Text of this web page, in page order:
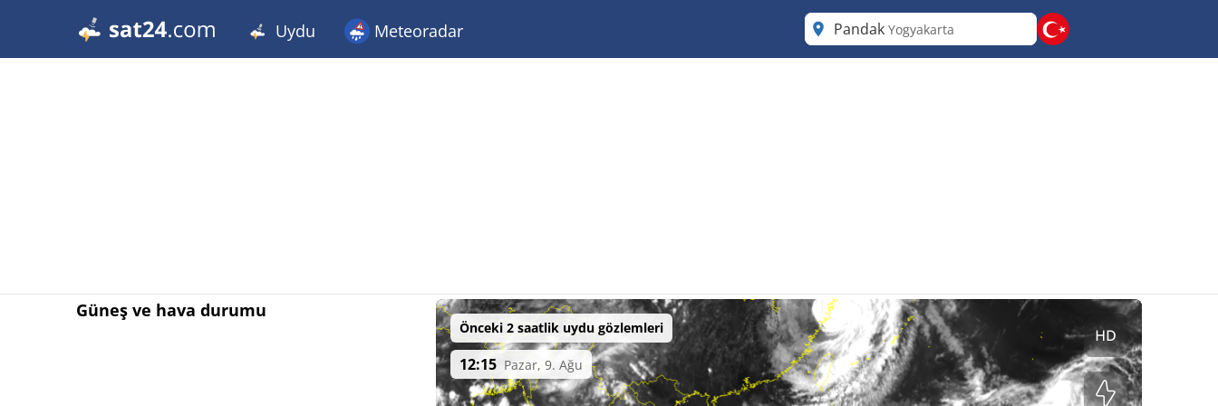
Uydu Meteoradar Pandak Yogyakarta
Güneş ve hava durumu
Önceki 2 saatlik uydu gözlemleri
12:15 Pazar, 9. Ağu